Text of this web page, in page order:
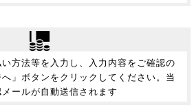
方法等を入力し、入力内容をご確認の
」ボタンをクリックしてください。当
ールが自動送信されます